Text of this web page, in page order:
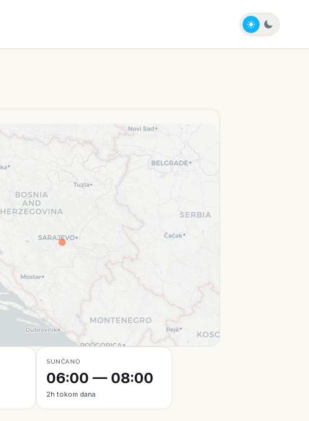
Leaflet
SUNČANO
06:00 — 08:00
2h tokom dana